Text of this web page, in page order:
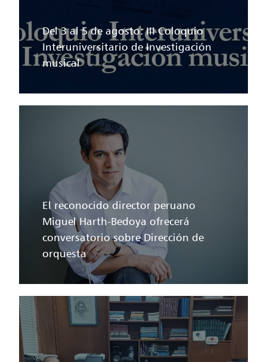
Del 3 al 5 de agosto: III Coloquio
Interuniversitario de Investigación
musical
El reconocido director peruano
Miguel Harth-Bedoya ofrecerá
conversatorio sobre Dirección de
orquesta